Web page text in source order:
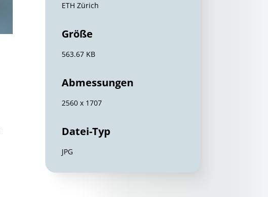
ETH Zürich
Größe
563.67 KB
Abmessungen
2560 x 1707
Datei-Typ
JPG